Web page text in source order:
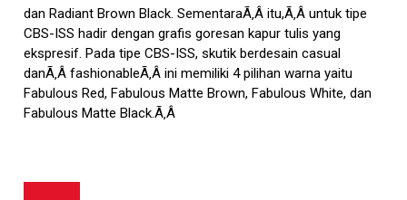
dan Radiant Brown Black. SementaraÃ‚Â itu,Ã‚Â untuk tipe
CBS-ISS hadir dengan grafis goresan kapur tulis yang
ekspresif. Pada tipe CBS-ISS, skutik berdesain casual
danÃ‚Â fashionableÃ‚Â ini memiliki 4 pilihan warna yaitu
Fabulous Red, Fabulous Matte Brown, Fabulous White, dan
Fabulous Matte Black.Ã‚Â